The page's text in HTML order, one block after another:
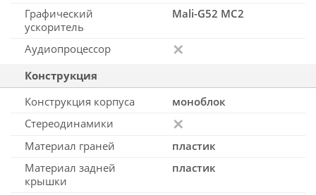
Графический
ускоритель
Mali-G52 MC2
Аудиопроцессор
Конструкция
Конструкция корпуса
моноблок
Стереодинамики
Материал граней
пластик
Материал задней
крышки
пластик